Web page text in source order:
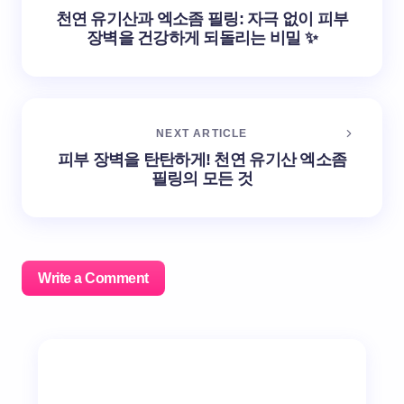
천연 유기산과 엑소좀 필링: 자극 없이 피부
장벽을 건강하게 되돌리는 비밀 ✨
NEXT ARTICLE
피부 장벽을 탄탄하게! 천연 유기산 엑소좀
필링의 모든 것
Write a Comment